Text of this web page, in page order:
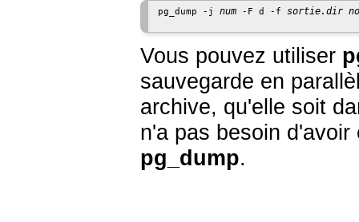
pg_dump -j num -F d -f sortie.dir
Vous pouvez utiliser
sauvegarde en
archive, qu'elle soit
n'a pas besoin
pg_dump.